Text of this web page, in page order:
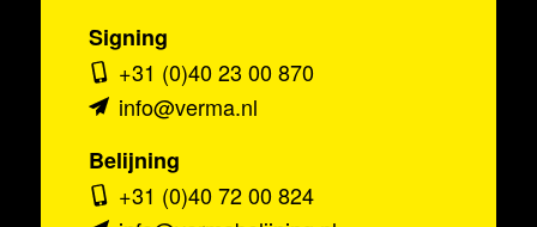
Signing
+31 (0)40 23 00 870
info@verma.nl
Belijning
+31 (0)40 72 00 824